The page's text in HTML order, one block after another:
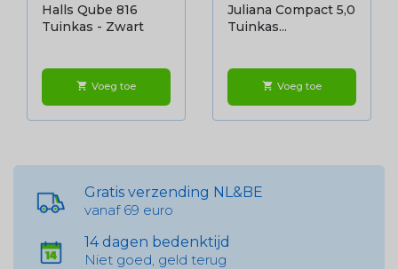
Halls Qube 816
Tuinkas - Zwart
shopping_cart Voeg toe
Juliana Compact 5,0
Tuinkas...
shopping_cart Voeg toe
Gratis verzending NL&BE
vanaf 69 euro
14 dagen bedenktijd
Niet goed, geld terug